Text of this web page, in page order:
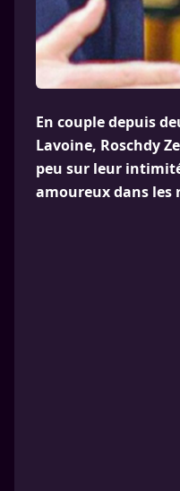
En couple depuis
Lavoine, Roschdy
peu sur leur
amoureux dans les